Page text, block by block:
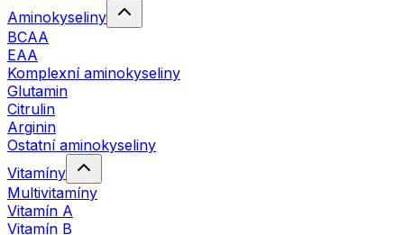
Aminokyseliny
BCAA
EAA
Komplexní aminokyseliny
Glutamin
Citrulin
Arginin
Ostatní aminokyseliny
Vitamíny
Multivitamíny
Vitamín A
Vitamín B